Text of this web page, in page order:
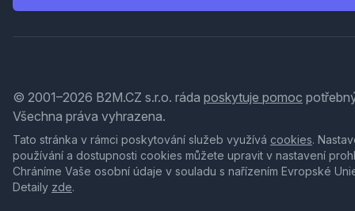
© 2001–2026 B2M.CZ s.r.o. ráda poskytuje pomoc
Všechna práva vyhrazena.
Tato stránka v rámci poskytování služeb využívá cookies.
používání a dostupnosti cookies můžete upravit v nastavení
Chráníme Vaše osobní údaje v souladu s nařízením Evropské
Detaily zde.